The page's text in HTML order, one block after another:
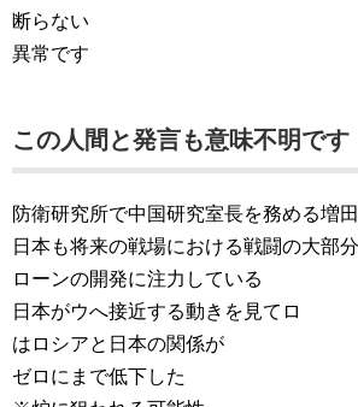
断らない
異常です
この人間と発言も意味不明です
防衛研究所で中国研究室長を務める増
日本も将来の戦場における戦闘の大部
ローンの開発に注力している
日本がウへ接近する動きを見てロ
はロシアと日本の関係が
ゼロにまで低下した